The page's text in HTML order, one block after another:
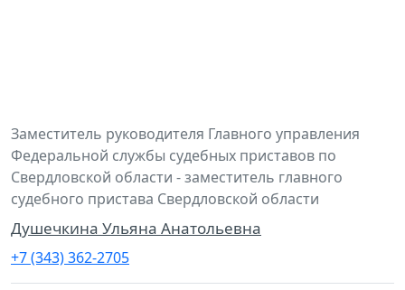
Заместитель руководителя Главного управления
Федеральной службы судебных приставов по
Свердловской области - заместитель главного
судебного пристава Свердловской области
Душечкина Ульяна Анатольевна
+7 (343) 362-2705